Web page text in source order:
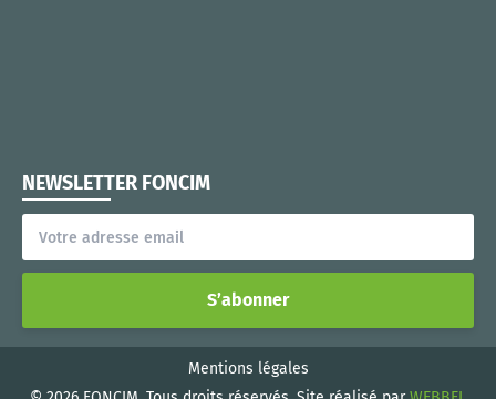
NEWSLETTER FONCIM
S’abonner
Mentions légales